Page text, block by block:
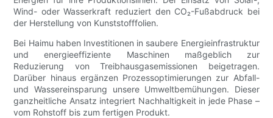
Wind- oder Wasserkraft reduziert den CO₂-Fußabdruck bei
der Herstellung von Kunststofffolien.
Bei Haimu haben Investitionen in saubere Energieinfrastruktur
und energieeffiziente Maschinen maßgeblich zur
Reduzierung von Treibhausgasemissionen beigetragen.
Darüber hinaus ergänzen Prozessoptimierungen zur Abfall-
und Wassereinsparung unsere Umweltbemühungen. Dieser
ganzheitliche Ansatz integriert Nachhaltigkeit in jede Phase –
vom Rohstoff bis zum fertigen Produkt.